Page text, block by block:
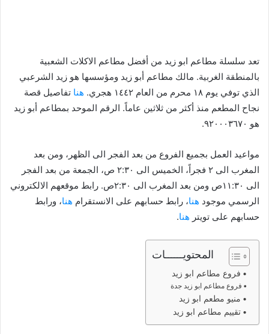
تعد سلسلة مطاعم ابو زيد من أفضل مطاعم الاكلات الشعبية
بالمنطقة الغربية. مالك مطاعم أبو زيد ومؤسسها هو زيد الشرعبي
الذي توفي يوم ١٨ محرم من العام ١٤٤٢ هجري.
هنا تفاصيل قصة
نجاح المطعم منذ أكثر من ثلاثين عاماً. الرقم الموحد بمطاعم أبو زيد
هو ٩٢٠٠٠٣٦٧٠.
مواعيد العمل بجميع الفروع من بعد الفجر الى الظهر، ومن بعد
المغرب الى ٢ فجراً، الخميس الى ٢:٣٠ ص، الجمعة من بعد الفجر
الى ١١:٣٠ص ومن بعد المغرب الى ٢:٣٠ص. رابط موقعهم الالكتروني
الرسمي موجود هنا، رابط حسابهم على الانستقرام هنا، ورابط
حسابهم على تويتر هنا.
المحتويــــــات
فروع مطاعم ابو زيد
فروع مطاعم ابو زيد جدة
منيو مطعم ابو زيد
تقييم مطاعم ابو زيد